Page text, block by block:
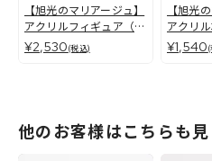
【旭光のマリアージュ】
アクリルフィギュア（全
7種）
¥2,530(税込)
【旭光
アクリ
ト
¥1,540
他のお客様はこちらも